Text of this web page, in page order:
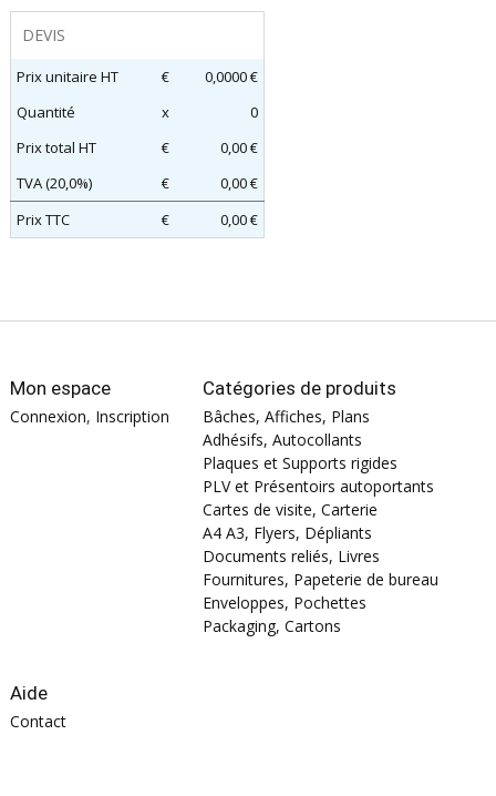
DEVIS
Prix unitaire HT €
0,0000 €
Quantité
x
0
Prix total HT
€
0,00 €
TVA (20,0%)
€
0,00 €
Prix TTC
€ 0,00 €
Mon espace
Connexion, Inscription
Catégories de produits
Bâches, Affiches, Plans
Adhésifs, Autocollants
Plaques et Supports rigides
PLV et Présentoirs autoportants
Cartes de visite, Carterie
A4 A3, Flyers, Dépliants
Documents reliés, Livres
Fournitures, Papeterie de bureau
Enveloppes, Pochettes
Packaging, Cartons
Aide
Contact